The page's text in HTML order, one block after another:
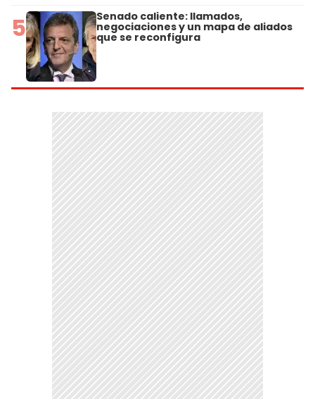
5 Senado caliente: llamados,
negociaciones y un mapa de aliados
que se reconfigura